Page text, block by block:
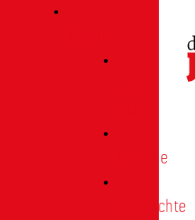
Termine
Geschichte